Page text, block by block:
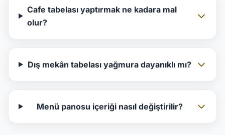
Cafe tabelası yaptırmak ne kadara mal
olur?
Dış mekân tabelası yağmura dayanıklı mı?
Menü panosu içeriği nasıl değiştirilir?